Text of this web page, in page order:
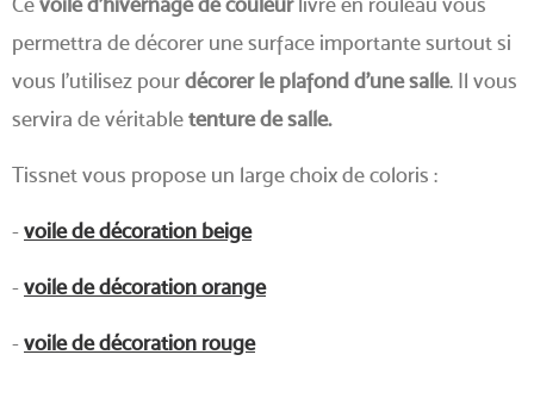
permettra de décorer une surface importante surtout si
vous l'utilisez pourdécorer le plafond d'une salle. Il vous
servira de véritabletenture de salle.
Tissnet vous propose un large choix de coloris :
-voile de décoration beige
-voile de décoration orange
-voile de décoration rouge